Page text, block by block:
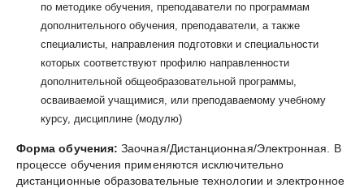
по методике обучения, преподаватели по программам
дополнительного обучения, преподаватели, а также
специалисты, направления подготовки и специальности
которых соответствуют профилю направленности
дополнительной общеобразовательной программы,
осваиваемой учащимися, или преподаваемому учебному
курсу, дисциплине (модулю)
Форма обучения: Заочная/Дистанционная/Электронная. В
процессе обучения применяются исключительно
дистанционные образовательные технологии и электронное